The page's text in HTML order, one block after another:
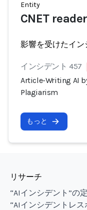
Entity
CNET
影響を受けたイン
インシデント 457
Article-Writing AI
Plagiarism
もっと
リサーチ
“AIインシデント”の
“AIインシデントレ